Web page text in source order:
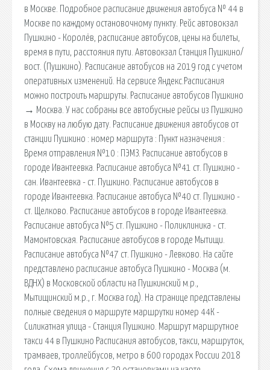
в Москве. Подробное расписание движения автобуса № 44 в
Москве по каждому остановочному пункту. Рейс автовокзал
Пушкино - Королёв, расписание автобусов, цены на билеты,
время в пути, расстояния пути. Автовокзал Станция Пушкино/
вост. (Пушкино). Расписание автобусов на 2019 год с учетом
оперативных изменений. На сервисе Яндекс.Расписания
можно построить маршруты. Расписание автобусов Пушкино
→ Москва. У нас собраны все автобусные рейсы из Пушкино
в Москву на любую дату. Расписание движения автобусов от
станции Пушкино : номер маршрута : Пункт назначения :
Время отправления №10 : ПЭМЗ. Расписание автобусов в
городе Ивантеевка. Расписание автобуса №41 ст. Пушкино -
сан. Ивантеевка - ст. Пушкино. Расписание автобусов в
городе Ивантеевка. Расписание автобуса №40 ст. Пушкино -
ст. Щелково. Расписание автобусов в городе Ивантеевка.
Расписание автобуса №5 ст. Пушкино - Поликлиника - ст.
Мамонтовская. Расписание автобусов в городе Мытищи.
Расписание автобуса №47 ст. Пушкино - Левково. На сайте
представлено расписание автобуса Пушкино - Москва (м.
ВДНХ) в Московской области на Пушкинский м.р.,
Мытищинский м.р., г. Москва год). На странице представлены
полные сведения о маршруте маршрутки номер 44К -
Силикатная улица - Станция Пушкино. Маршрут маршрутное
такси 44 в Пушкино Расписания автобусов, такси, маршруток,
трамваев, троллейбусов, метро в 600 городах России 2018